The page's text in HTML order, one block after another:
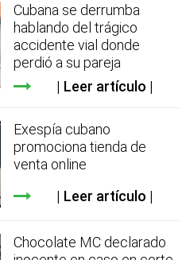
Cubana se derrumba
hablando del trágico
accidente vial donde
perdió a su pareja
Leer artículo
Exespía cubano
promociona tienda de
venta online
Leer artículo
Chocolate MC declarado